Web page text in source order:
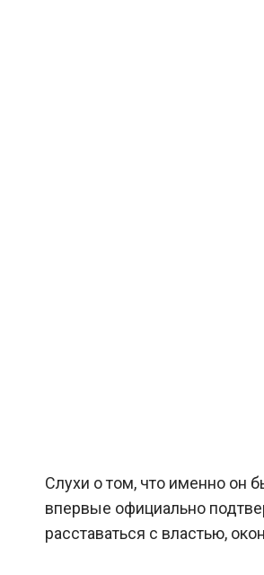
Слухи о том, что именно он
впервые официально
расставаться с властью,